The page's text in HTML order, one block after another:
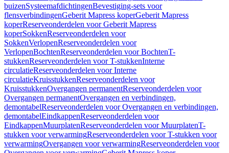
buizenSysteemafdichtingenBevestiging-sets voor
flensverbindingenGeberit Mapress koperGeberit Mapress
koperReserveonderdelen voor Geberit Mapress
koperSokkenReserveonderdelen voor
SokkenVerlopenReserveonderdelen voor
VerlopenBochtenReserveonderdelen voor BochtenT-
stukkenReserveonderdelen voor T-stukkenInterne
circulatieReserveonderdelen voor Interne
circulatieKruisstukkenReserveonderdelen voor
KruisstukkenOvergangen permanentReserveonderdelen voor
Overgangen permanentOvergangen en verbindingen,
demontabelReserveonderdelen voor Overgangen en verbindingen,
demontabelEindkappenReserveonderdelen voor
EindkappenMuurplatenReserveonderdelen voor MuurplatenT-
stukken voor verwarmingReserveonderdelen voor T-stukken voor
verwarmingOvergangen voor verwarmingReserveonderdelen voor